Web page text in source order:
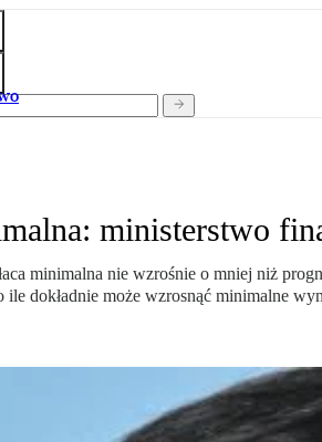
ministerstwo
minimalna nie wzrośnie o mniej niż
dokładnie może wzrosnąć minimalne